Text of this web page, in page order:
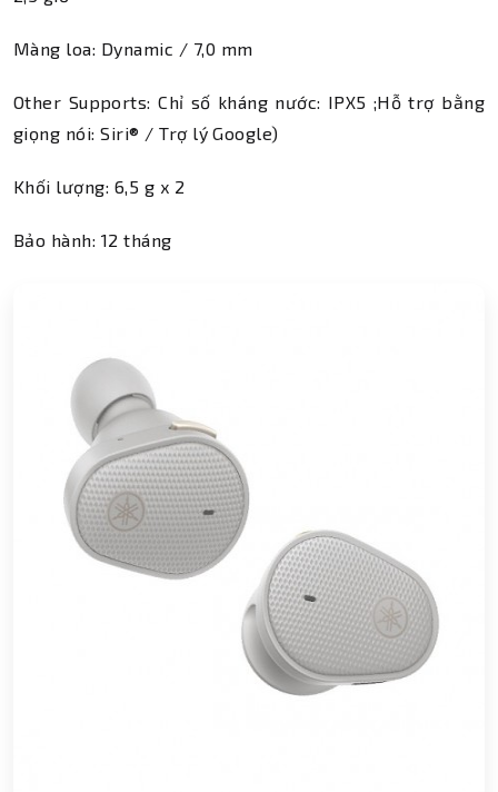
Màng loa: Dynamic / 7,0 mm
Other Supports: Chỉ số kháng nước: IPX5 ;Hỗ trợ bằng
giọng nói: Siri® / Trợ lý Google)
Khối lượng: 6,5 g x 2
Bảo hành: 12 tháng